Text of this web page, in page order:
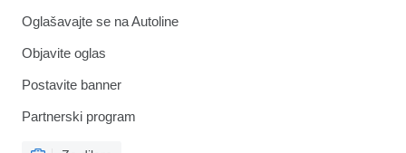
Oglašavajte se na Autoline
Objavite oglas
Postavite banner
Partnerski program